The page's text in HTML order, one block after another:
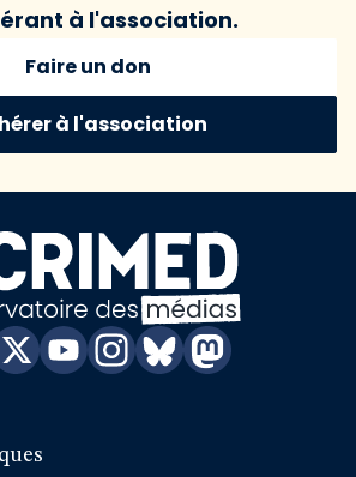
à l'association.
Faire un don
à l'association